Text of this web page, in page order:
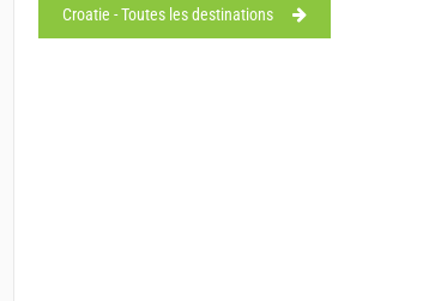
Croatie - Toutes les destinations